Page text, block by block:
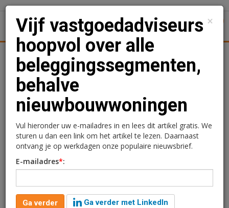
Nieuws Uitgelicht
Vijf vastgoedadviseurs
hoopvol over alle
beleggingssegmenten,
behalve
nieuwbouwwoningen
×
Vijf vastgoedadviseurs
hoopvol over alle
beleggingssegmenten,
behalve
nieuwbouwwoningen
Vul hieronder uw e-mailadres in en lees dit artikel gratis. We
sturen u dan een link om het artikel te lezen. Daarnaast
ontvang je op werkdagen onze populaire nieuwsbrief.
E-mailadres*:
Ga verder
Ga verder met LinkedIn